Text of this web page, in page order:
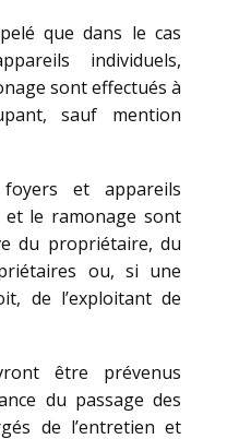
que dans le cas
individuels,
sont effectués à
sauf mention
et appareils
et le ramonage sont
du propriétaire, du
ou, si une
de l’exploitant de
être prévenus
du passage des
de l’entretien et